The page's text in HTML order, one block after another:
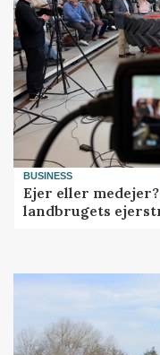
BUSINESS
Ejer eller
landbrugets